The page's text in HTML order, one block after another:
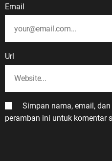
Email
Url
Simpan nama, email,
peramban ini untuk komentar